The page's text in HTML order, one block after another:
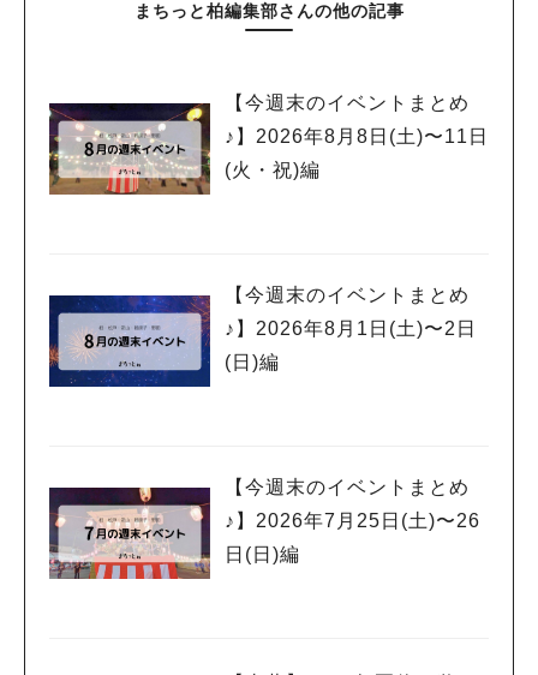
まちっと柏編集部さんの他の記事
【今週末のイベントまとめ
♪】2026年8月8日(土)〜11日
(火・祝)編
【今週末のイベントまとめ
♪】2026年8月1日(土)〜2日
(日)編
【今週末のイベントまとめ
♪】2026年7月25日(土)〜26
日(日)編